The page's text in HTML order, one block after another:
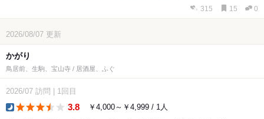
315 15 0
2026/08/07 更新
かがり
鳥居前、生駒、宝山寺 / 居酒屋、ふぐ
2026/07 訪問 1回目
3.8 ￥4,000～￥4,999 / 1人